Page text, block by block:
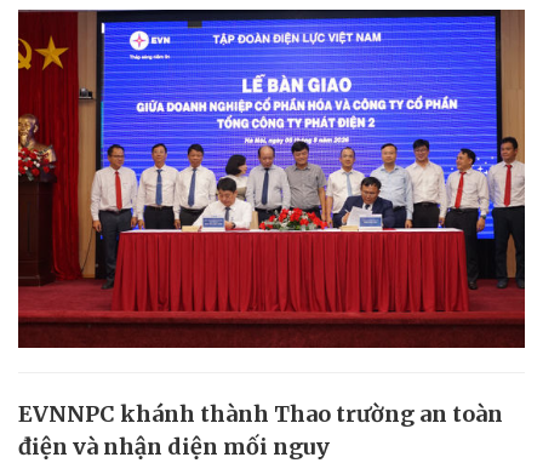
EVNNPC khánh thành Thao trường an toàn
điện và nhận diện mối nguy